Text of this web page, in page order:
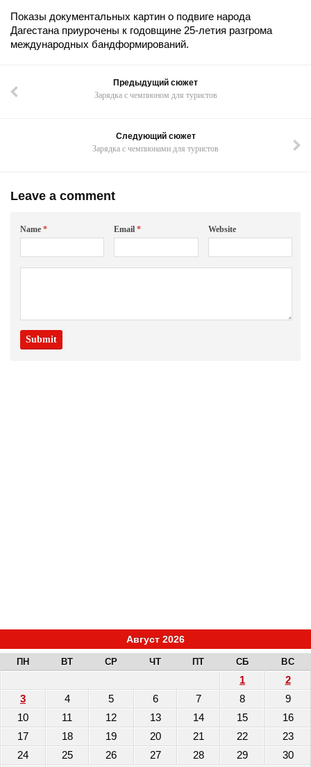
Показы документальных картин о подвиге народа
Дагестана приурочены к годовщине 25-летия разгрома
международных бандформирований.
Предыдущий сюжет
Зарядка с чемпионом для туристов
Следующий сюжет
Зарядка с чемпионами для туристов
Leave a comment
Name * Email* Website
Август 2026
ПН ВТ СР ЧТ ПТ СБ ВС
1
2
3
4 5 6 7 8
9
10
11 12 13 14 15
16
17
18 19 20 21 22
23
24
25 26 27 28 29
30